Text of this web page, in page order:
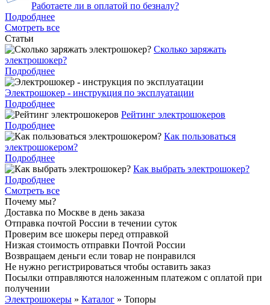
Работаете ли в оплатой по безналу?
Подробднее
Смотреть все
Статьи
Cколько заряжать
электрошокер?
Подробднее
Электрошокер - инструкция по эксплуатации
Подробднее
Рейтинг электрошокеров
Подробднее
Как пользоваться
электрошокером?
Подробднее
Как выбрать электрошокер?
Подробднее
Смотреть все
Почему мы?
Доставка по Москве в день заказа
Отправка почтой России в течении суток
Проверим все шокеры перед отправкой
Низкая стоимость отправки Почтой России
Возвращаем деньги если товар не понравился
Не нужно регистрироваться чтобы оставить заказ
Посылки отправляются наложенным платежом с оплатой при
получении
Электрошокеры » Каталог » Топоры